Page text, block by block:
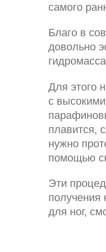
самого
Благо в
довольно
Для этого
с
плавится,
нужно
помощью
Эти
получения
для ног,